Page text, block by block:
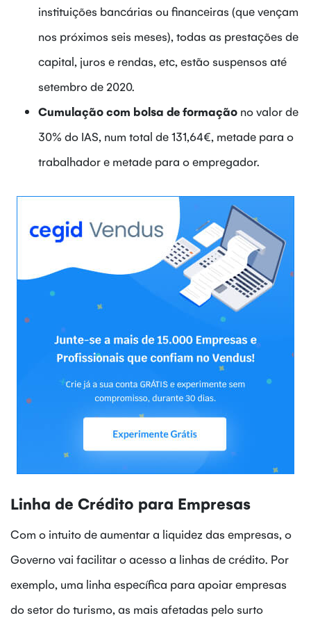
instituições bancárias ou financeiras (que vençam
nos próximos seis meses), todas as prestações de
capital, juros e rendas, etc, estão suspensos até
setembro de 2020.
Cumulação com bolsa de formação no valor de
30% do IAS, num total de 131,64€, metade para o
trabalhador e metade para o empregador.
Linha de Crédito para Empresas
Com o intuito de aumentar a liquidez das empresas, o
Governo vai facilitar o acesso a linhas de crédito. Por
exemplo, uma linha específica para apoiar empresas
do setor do turismo, as mais afetadas pelo surto